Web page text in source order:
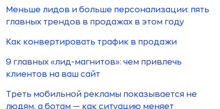
Меньше лидов и больше персонализации: пять
главных трендов в продажах в этом году
Как конвертировать трафик в продажи
9 главных «лид-магнитов»: чем привлечь
клиентов на ваш сайт
Треть мобильной рекламы показывается не
людям, а ботам — как ситуацию меняет